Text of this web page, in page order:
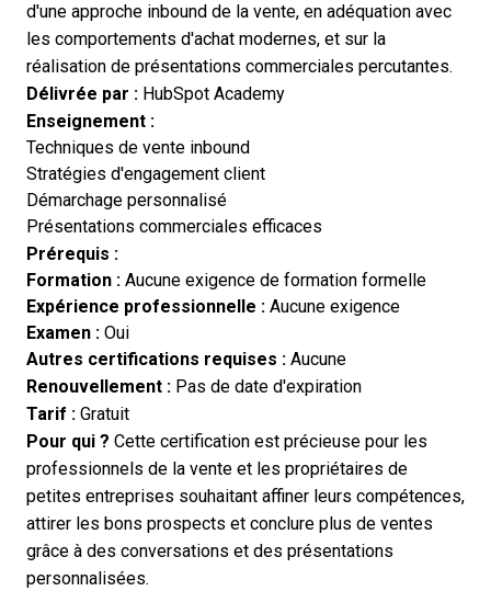
d'une approche inbound de la vente, en adéquation avec
les comportements d'achat modernes, et sur la
réalisation de présentations commerciales percutantes.
Délivrée par : HubSpot Academy
Enseignement :
Techniques de vente inbound
Stratégies d'engagement client
Démarchage personnalisé
Présentations commerciales efficaces
Prérequis :
Formation : Aucune exigence de formation formelle
Expérience professionnelle : Aucune exigence
Examen : Oui
Autres certifications requises : Aucune
Renouvellement : Pas de date d'expiration
Tarif : Gratuit
Pour qui ? Cette certification est précieuse pour les
professionnels de la vente et les propriétaires de
petites entreprises souhaitant affiner leurs compétences,
attirer les bons prospects et conclure plus de ventes
grâce à des conversations et des présentations
personnalisées.